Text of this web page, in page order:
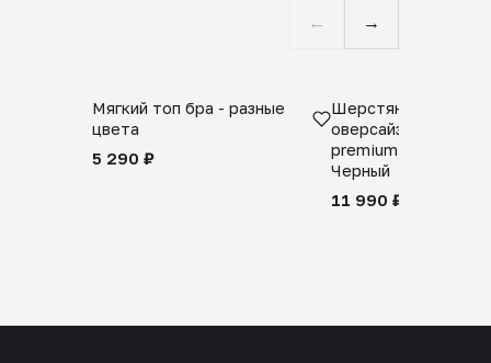
← →
Мягкий топ бра - разные
цвета
5 290 ₽
Шерстяной свитер
оверсайз 100%
premium merino
Черный
11 990 ₽